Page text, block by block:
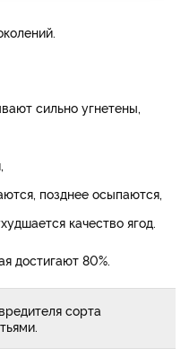
сильно угнетены,
позднее осыпаются,
качество ягод.
достигают 80%.
сорта